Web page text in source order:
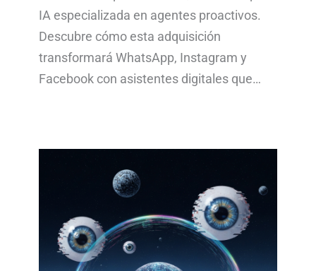
IA especializada en agentes proactivos.
Descubre cómo esta adquisición
transformará WhatsApp, Instagram y
Facebook con asistentes digitales que…